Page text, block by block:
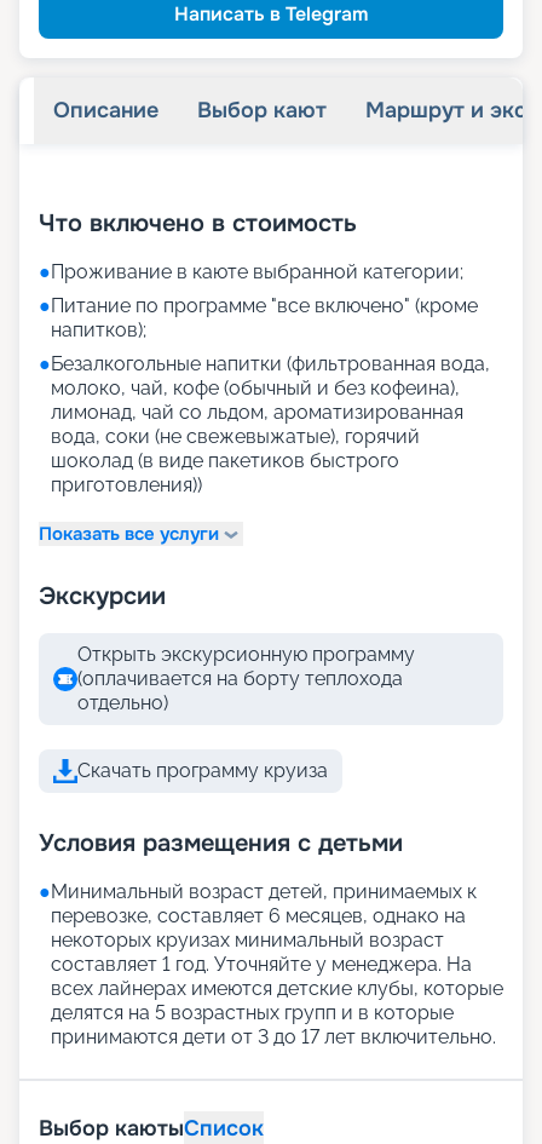
Написать в Telegram
Описание Выбор кают Маршрут и
Что включено в стоимость
●Проживание в каюте выбранной категории;
●Питание по программе "все включено" (кроме
напитков);
●Безалкогольные напитки (фильтрованная вода,
молоко, чай, кофе (обычный и без кофеина),
лимонад, чай со льдом, ароматизированная
вода, соки (не свежевыжатые), горячий
шоколад (в виде пакетиков быстрого
приготовления))
Показать все услуги
Экскурсии
Открыть экскурсионную программу
(оплачивается на борту теплохода
отдельно)
Скачать программу круиза
Условия размещения с детьми
●Минимальный возраст детей, принимаемых к
перевозке, составляет 6 месяцев, однако на
некоторых круизах минимальный возраст
составляет 1 год. Уточняйте у менеджера. На
всех лайнерах имеются детские клубы, которые
делятся на 5 возрастных групп и в которые
принимаются дети от 3 до 17 лет включительно.
Выбор каютыСписок